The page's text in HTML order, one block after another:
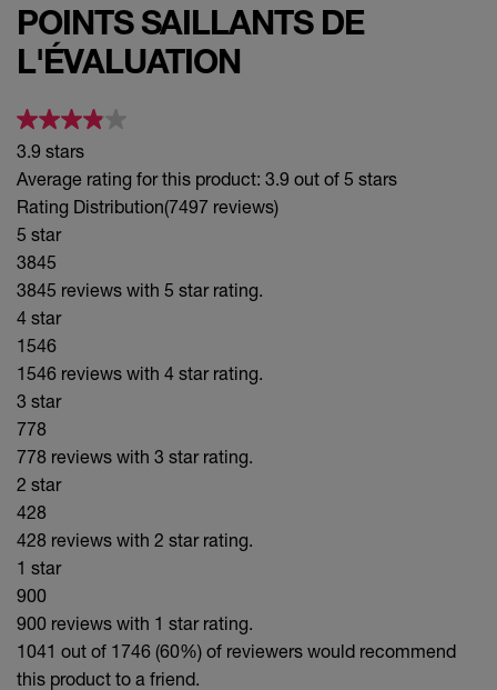
POINTS SAILLANTS DE
L'ÉVALUATION
3.9 stars
Average rating for this product: 3.9 out of 5 stars
Rating Distribution(7497 reviews)
5 star
3845
3845 reviews with 5 star rating.
4 star
1546
1546 reviews with 4 star rating.
3 star
778
778 reviews with 3 star rating.
2 star
428
428 reviews with 2 star rating.
1 star
900
900 reviews with 1 star rating.
1041 out of 1746 (60%) of reviewers would recommend
this product to a friend.